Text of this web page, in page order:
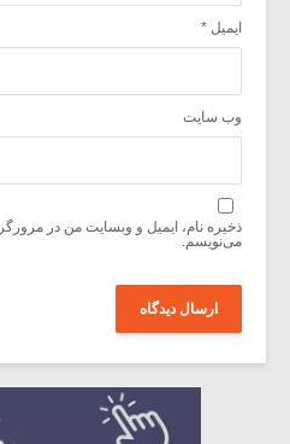
ایمیل *
وب‌ سایت
ذخیره نام، ایمیل و وبسایت من در
می‌نویسم.